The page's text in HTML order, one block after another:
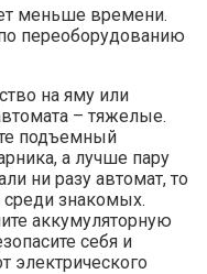
меньше времени.
переоборудованию
на яму или
– тяжелые.
подъемный
а лучше пару
ни разу автомат, то
среди знакомых.
аккумуляторную
себя и
электрического